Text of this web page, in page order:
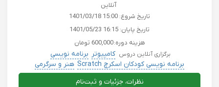
آنلاین
تاریخ شروع: 1401/03/18 15:00
تاریخ پایان: 1401/05/23 16:15
هزینه دوره:600,000 تومان
برگزاری آنلاین دروس کامپیوتر برنامه نویسی
برنامه نویسی کودکان اسکرچ Scratch
هنر و سرگرمی
کامپیوتر حسابداری بورس کریپتو کودک و خردسال
نظرات، جزئیات و ثبت‌نام